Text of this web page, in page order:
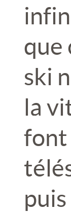
que
ski
la
font